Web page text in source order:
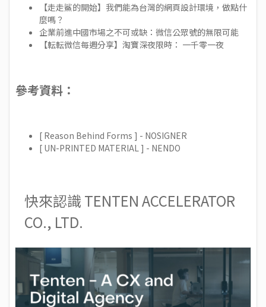
【走走鯊的開始】我們能為台灣的網頁設計環境，做點什
麼嗎？
企業前進中國市場之不可或缺：微信公眾號的無限可能
【転転微信每週分享】淘寶深夜限時： 一千零一夜
參考資料：
[ Reason Behind Forms ] - NOSIGNER
[ UN-PRINTED MATERIAL ] - NENDO
快來認識 TENTEN ACCELERATOR
CO., LTD.